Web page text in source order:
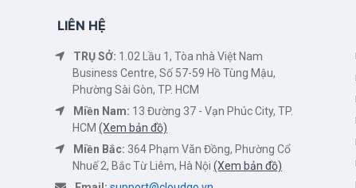
LIÊN HỆ
TRỤ SỞ: 1.02 Lầu 1, Tòa nhà Việt Nam
Business Centre, Số 57-59 Hồ Tùng Mậu,
Phường Sài Gòn, TP. HCM
Miền Nam: 13 Đường 37 - Vạn Phúc City, TP.
HCM(Xem bản đồ)
Miền Bắc: 364 Phạm Văn Đồng, Phường Cổ
Nhuế 2, Bắc Từ Liêm, Hà Nội(Xem bản đồ)